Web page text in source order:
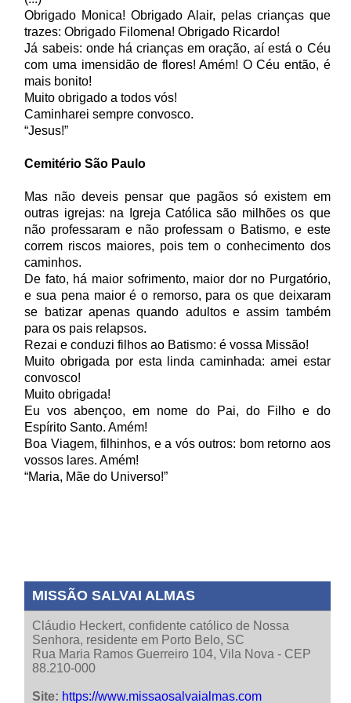
Obrigado Monica! Obrigado Alair, pelas crianças que
trazes: Obrigado Filomena! Obrigado Ricardo!
Já sabeis: onde há crianças em oração, aí está o Céu
com uma imensidão de flores! Amém! O Céu então, é
mais bonito!
Muito obrigado a todos vós!
Caminharei sempre convosco.
“Jesus!”
Cemitério São Paulo
Mas não deveis pensar que pagãos só existem em
outras igrejas: na Igreja Católica são milhões os que
não professaram e não professam o Batismo, e este
correm riscos maiores, pois tem o conhecimento dos
caminhos.
De fato, há maior sofrimento, maior dor no Purgatório,
e sua pena maior é o remorso, para os que deixaram
se batizar apenas quando adultos e assim também
para os pais relapsos.
Rezai e conduzi filhos ao Batismo: é vossa Missão!
Muito obrigada por esta linda caminhada: amei estar
convosco!
Muito obrigada!
Eu vos abençoo, em nome do Pai, do Filho e do
Espírito Santo. Amém!
Boa Viagem, filhinhos, e a vós outros: bom retorno aos
vossos lares. Amém!
“Maria, Mãe do Universo!”
MISSÃO SALVAI ALMAS
Cláudio Heckert, confidente católico de Nossa
Senhora, residente em Porto Belo, SC
Rua Maria Ramos Guerreiro 104, Vila Nova - CEP
88.210-000
Site: https://www.missaosalvaialmas.com